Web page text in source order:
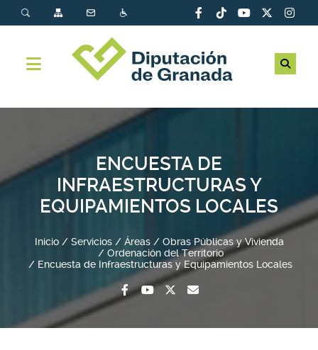
ENCUESTA DE
INFRAESTRUCTURAS Y
EQUIPAMIENTOS LOCALES
Inicio Servicios Áreas
Obras Públicas y Vivienda
Ordenación del Territorio
Encuesta de Infraestructuras y Equipamientos Locales